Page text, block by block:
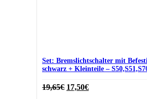
Set: Bremslichtschalter mit
schwarz + Kleinteile –
19,65€ Ursprünglicher
17,50€Aktueller